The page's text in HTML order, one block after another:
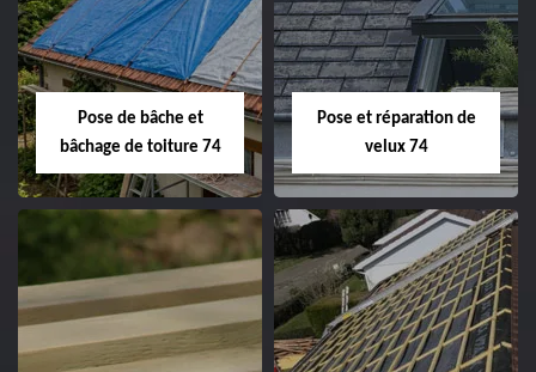
Pose de bâche et
bâchage de toiture 74
Pose et réparation de
velux 74